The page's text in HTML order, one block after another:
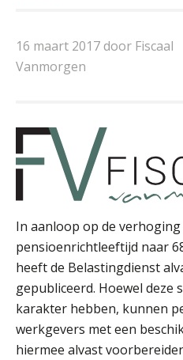
16 maart 2017 door Fiscaal
Vanmorgen
In aanloop op de verhoging
pensioenrichtleeftijd naar
heeft de Belastingdienst
gepubliceerd. Hoewel deze
karakter hebben, kunnen
werkgevers met een
hiermee alvast